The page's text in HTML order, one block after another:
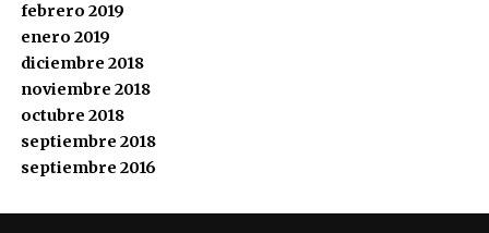
febrero 2019
enero 2019
diciembre 2018
noviembre 2018
octubre 2018
septiembre 2018
septiembre 2016